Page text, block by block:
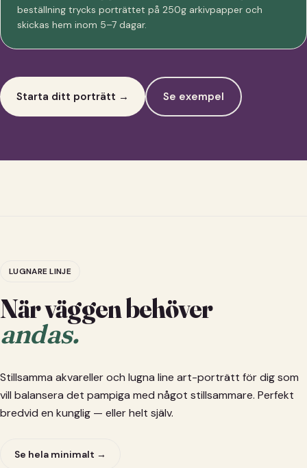
beställning trycks porträttet på 250g arkivpapper och
skickas hem inom 5–7 dagar.
Starta ditt porträtt → Se exempel
LUGNARE LINJE
När väggen behöver
andas.
Stillsamma akvareller och lugna line art-porträtt för dig som
vill balansera det pampiga med något stillsammare. Perfekt
bredvid en kunglig — eller helt själv.
Se hela minimalt →